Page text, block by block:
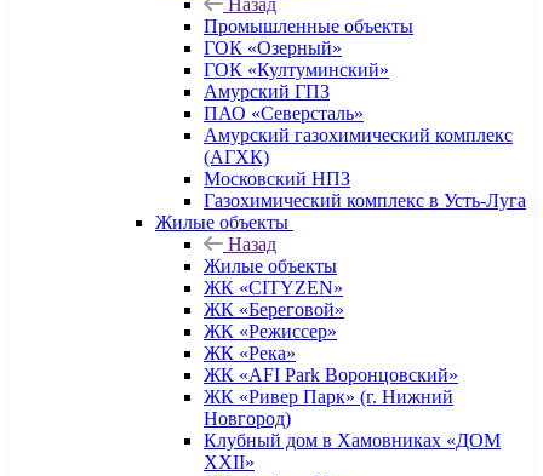
Назад
Промышленные объекты
ГОК «Озерный»
ГОК «Култуминский»
Амурский ГПЗ
ПАО «Северсталь»
Амурский газохимический комплекс
(АГХК)
Московский НПЗ
Газохимический комплекс в Усть-Луга
Жилые объекты
Назад
Жилые объекты
ЖК «CITYZEN»
ЖК «Береговой»
ЖК «Режиссер»
ЖК «Река»
ЖК «AFI Park Воронцовский»
ЖК «Ривер Парк» (г. Нижний
Новгород)
Клубный дом в Хамовниках «ДОМ
XXII»